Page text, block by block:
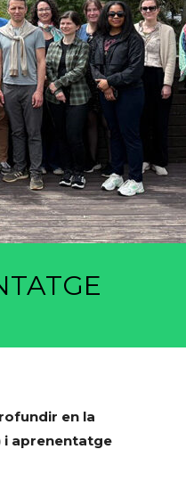
en la
i aprenentatge